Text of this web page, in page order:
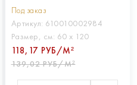
Под заказ
Артикул: 610010002984
Размер, см: 60 х 120
118,17 РУБ/М²
139,02 РУБ/М²